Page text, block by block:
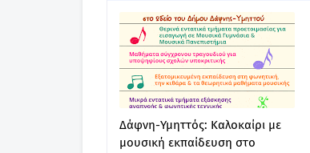
Δάφνη-Υμηττός: Καλοκαίρι με
μουσική εκπαίδευση στο